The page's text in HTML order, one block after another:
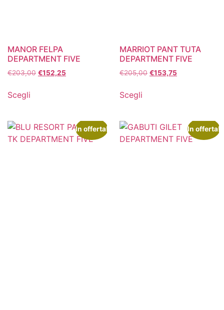
MANOR FELPA
DEPARTMENT FIVE
€203,00 €152,25
Scegli
MARRIOT PANT TUTA
DEPARTMENT FIVE
€205,00 €153,75
Scegli
In offerta! In offerta!